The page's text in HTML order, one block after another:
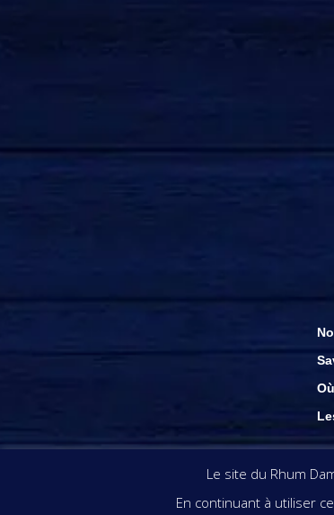
Le site du Rhum
En continuant à utiliser